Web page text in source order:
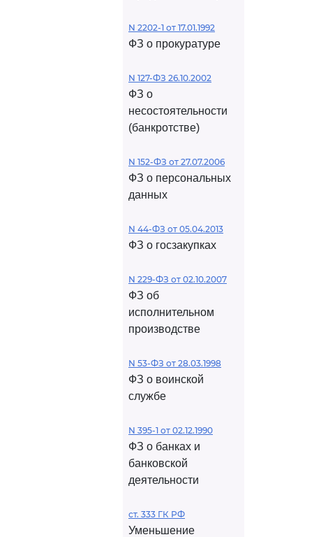
N 2202-1 от 17.01.1992
ФЗ о прокуратуре
N 127-ФЗ 26.10.2002
ФЗ о
несостоятельности
(банкротстве)
N 152-ФЗ от 27.07.2006
ФЗ о персональных
данных
N 44-ФЗ от 05.04.2013
ФЗ о госзакупках
N 229-ФЗ от 02.10.2007
ФЗ об
исполнительном
производстве
N 53-ФЗ от 28.03.1998
ФЗ о воинской
службе
N 395-1 от 02.12.1990
ФЗ о банках и
банковской
деятельности
ст. 333 ГК РФ
Уменьшение